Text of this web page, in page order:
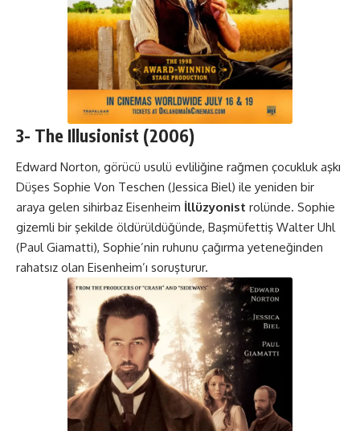
3- The Illusionist (2006)
Edward Norton, görücü usulü evliliğine rağmen çocukluk aşkı
Düşes Sophie Von Teschen (Jessica Biel) ile yeniden bir
araya gelen sihirbaz Eisenheim İllüzyonist rolünde. Sophie
gizemli bir şekilde öldürüldüğünde, Başmüfettiş Walter Uhl
(Paul Giamatti), Sophie’nin ruhunu çağırma yeteneğinden
rahatsız olan Eisenheim’ı soruşturur.